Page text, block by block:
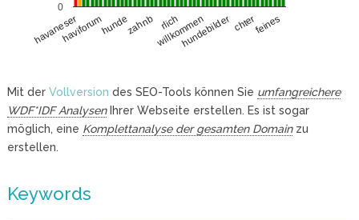
havaneserhaviforumhundezahnb rlich
willkommen
hundebilder chterfeines
0
Mit der Vollversion des SEO-Tools können Sie umfangreichere
WDF*IDF AnalysenIhrer Webseite erstellen. Es ist sogar
möglich, eine Komplettanalyse der gesamten Domainzu
erstellen.
Keywords